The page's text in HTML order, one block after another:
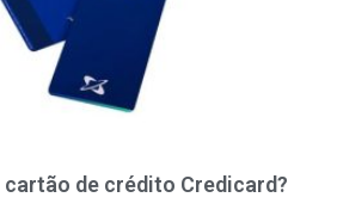
de crédito Credicard?